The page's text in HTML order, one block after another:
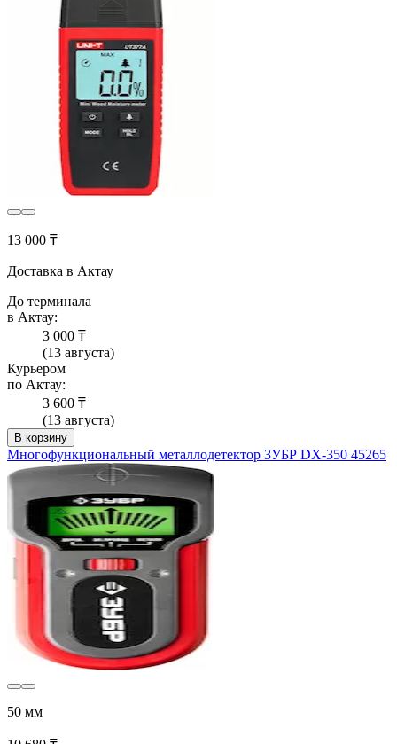
13 000 ₸
Доставка в Актау
До терминала
в Актау:
3 000 ₸
(13 августа)
Курьером
по Актау:
3 600 ₸
(13 августа)
В корзину
Многофункциональный металлодетектор ЗУБР DX-350 45265
50 мм